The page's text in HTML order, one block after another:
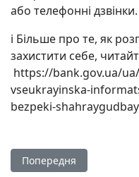
або телефонні дзвінки.
ℹ️ Більше про те, як
захистити себе,
https://bank.gov.ua/
vseukrayinska-
bezpeki-
Попередня стаття:
Попередня